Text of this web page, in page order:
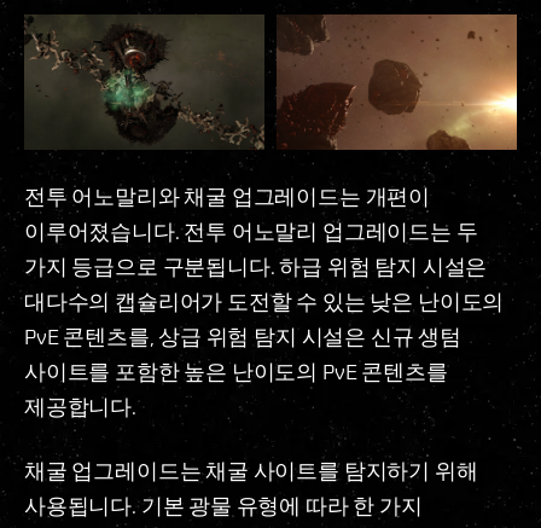
전투 어노말리와 채굴 업그레이드는 개편이
이루어졌습니다. 전투 어노말리 업그레이드는 두
가지 등급으로 구분됩니다. 하급 위험 탐지 시설은
대다수의 캡슐리어가 도전할 수 있는 낮은 난이도의
PvE 콘텐츠를, 상급 위험 탐지 시설은 신규 생텀
사이트를 포함한 높은 난이도의 PvE 콘텐츠를
제공합니다.
채굴 업그레이드는 채굴 사이트를 탐지하기 위해
사용됩니다. 기본 광물 유형에 따라 한 가지